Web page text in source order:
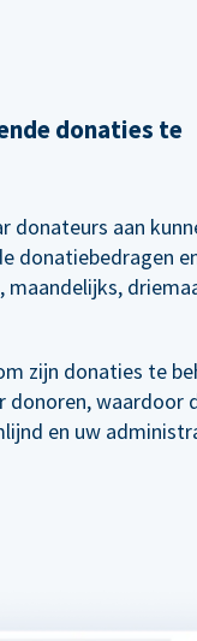
donaties te
donateurs aan
donatiebedragen
maandelijks,
zijn donaties te
waardoor
en uw